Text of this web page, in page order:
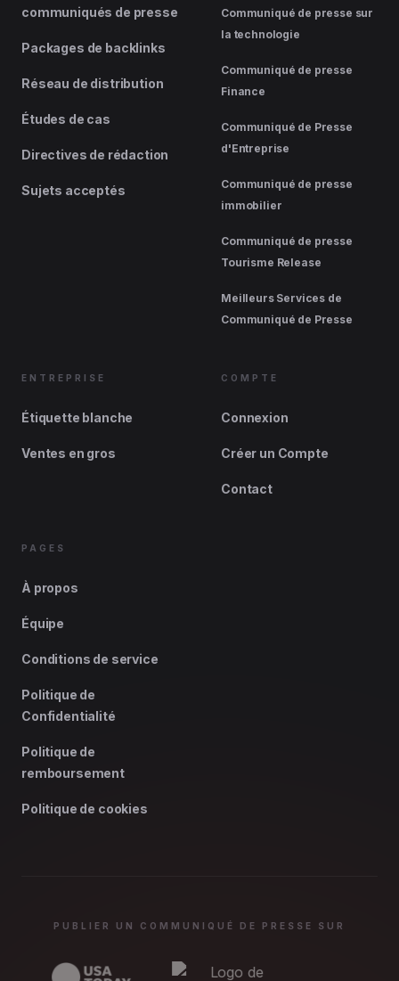
communiqués de presse
Packages de backlinks
Réseau de distribution
Études de cas
Directives de rédaction
Sujets acceptés
Communiqué de presse sur
la technologie
Communiqué de presse
Finance
Communiqué de Presse
d'Entreprise
Communiqué de presse
immobilier
Communiqué de presse
Tourisme Release
Meilleurs Services de
Communiqué de Presse
ENTREPRISE
Étiquette blanche
Ventes en gros
COMPTE
Connexion
Créer un Compte
Contact
PAGES
À propos
Équipe
Conditions de service
Politique de
Confidentialité
Politique de
remboursement
Politique de cookies
PUBLIER UN COMMUNIQUÉ DE PRESSE SUR